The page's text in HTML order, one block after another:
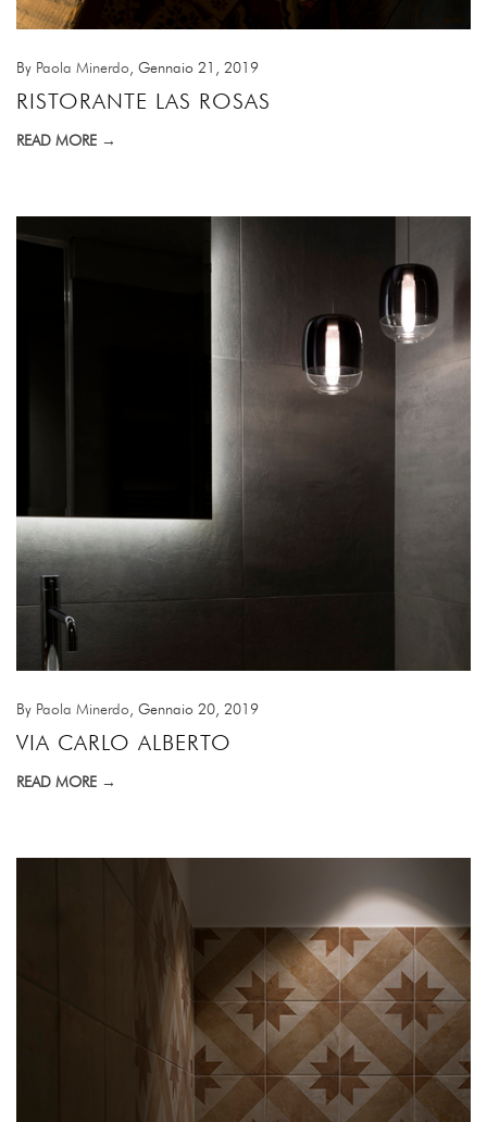
By Paola Minerdo , Gennaio 21, 2019
RISTORANTE LAS ROSAS
READ MORE →
By Paola Minerdo , Gennaio 20, 2019
VIA CARLO ALBERTO
READ MORE →